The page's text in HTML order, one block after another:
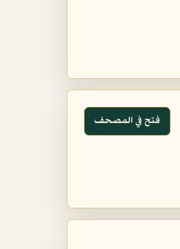
فتح في المصحف